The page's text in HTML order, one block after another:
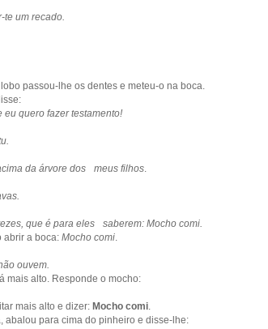
te um recado.
passou-lhe os dentes e meteu-o na boca.
eu quero fazer testamento!
da árvore dos meus filhos.
que é para eles saberem: Mocho comi.
abrir a boca: Mocho comi.
ouvem.
mais alto. Responde o mocho:
mais alto e dizer: Mocho comi.
abalou para cima do pinheiro e disse-lhe: